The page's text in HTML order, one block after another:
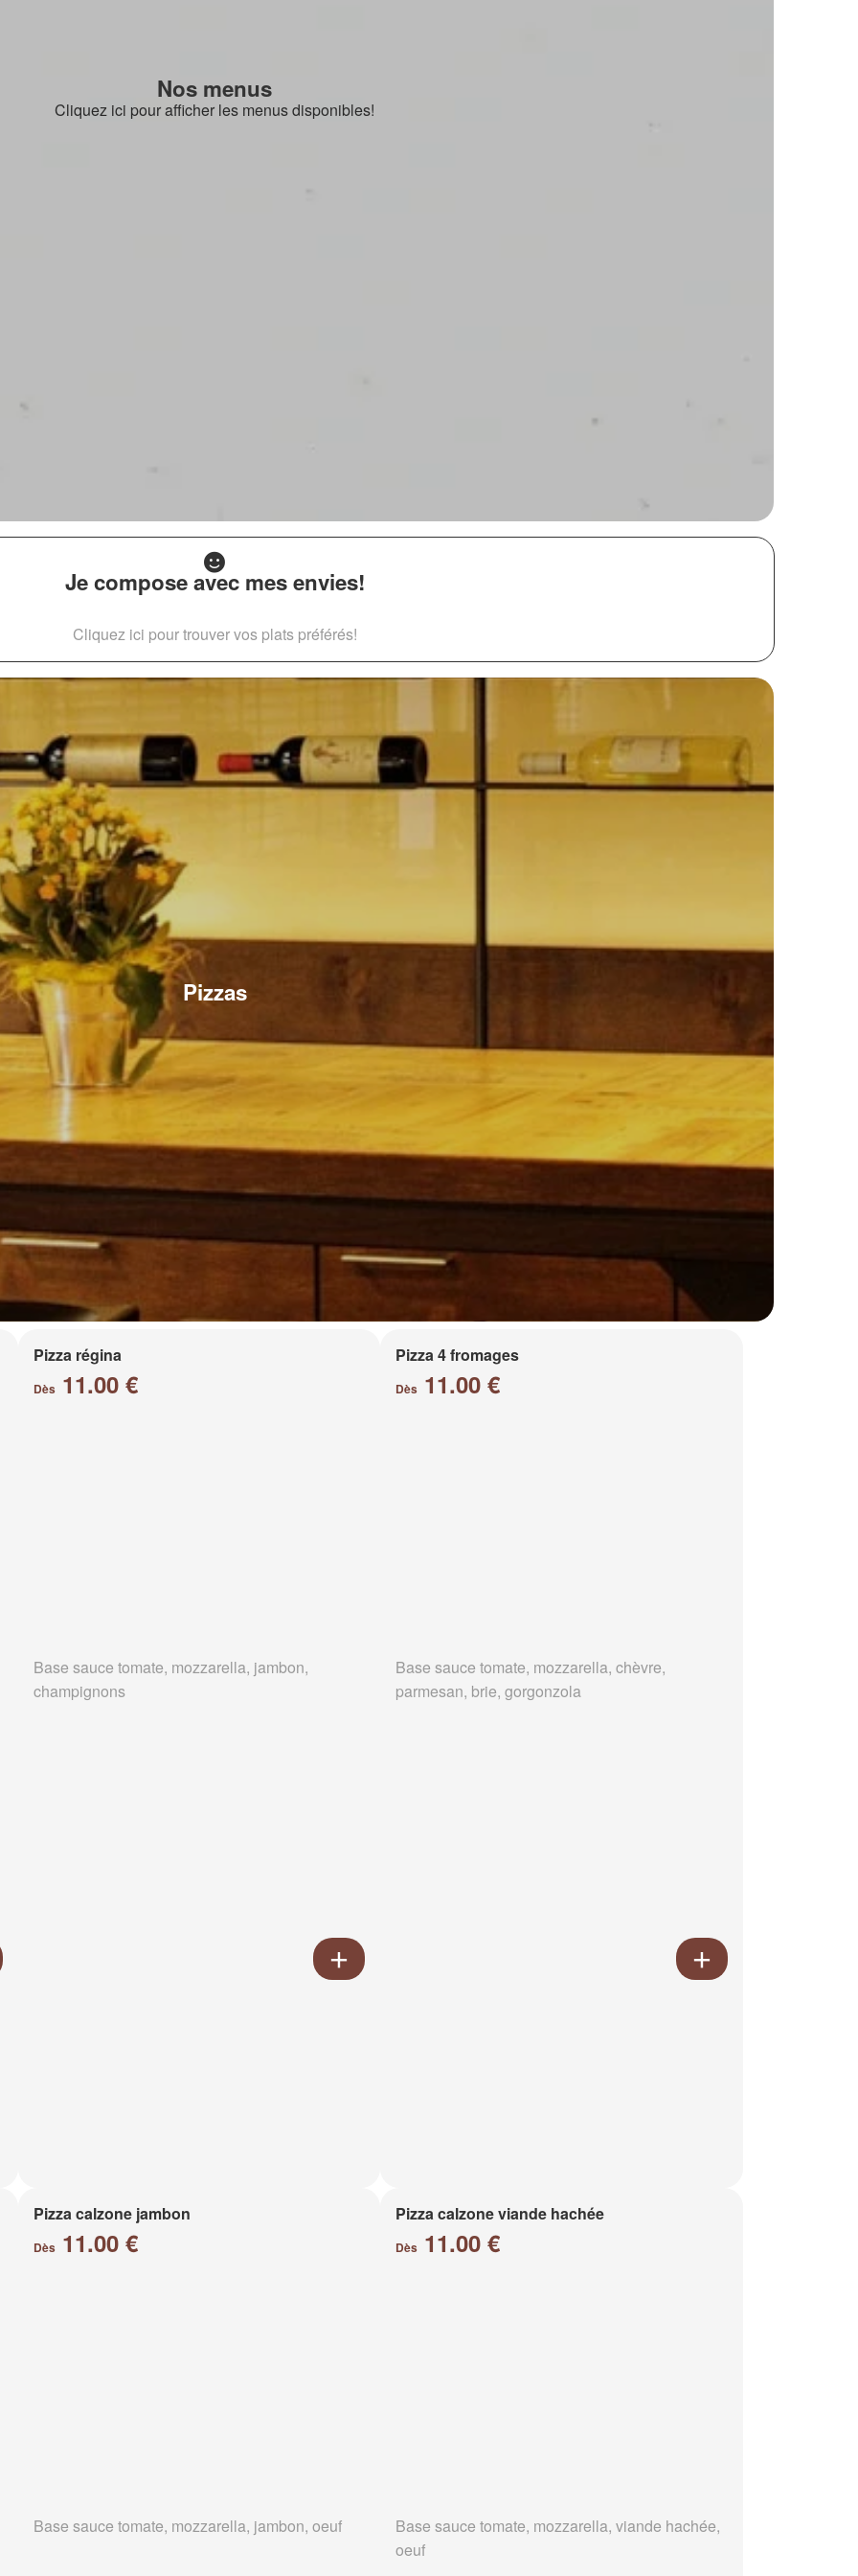
Nos menus
Cliquez ici pour afficher les menus disponibles!
Je compose avec mes envies!
Cliquez ici pour trouver vos plats préférés!
Pizzas
Pizza régina
Dès11.00 €
Base sauce tomate, mozzarella, jambon,
champignons
Pizza 4 fromages
Dès 11.00 €
Base sauce tomate, mozzarella, chèvre,
parmesan, brie, gorgonzola
Pizza calzone jambon
Dès11.00 €
Base sauce tomate, mozzarella, jambon, oeuf
Pizza calzone viande hachée
Dès 11.00 €
Base sauce tomate, mozzarella, viande hachée,
oeuf